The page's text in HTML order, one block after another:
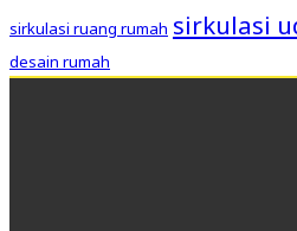
sirkulasi ruang rumah sirkulasi
desain rumah